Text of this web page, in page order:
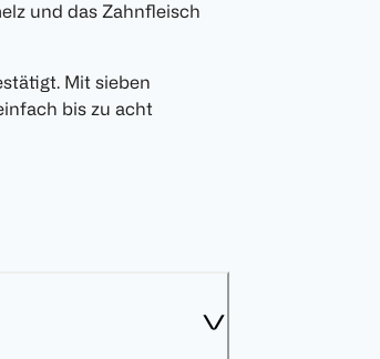
und das Zahnfleisch
Mit sieben
bis zu acht